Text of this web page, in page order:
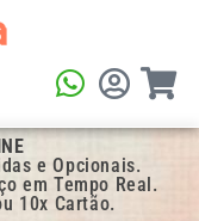
e Opcionais.
em Tempo Real.
10x Cartão.